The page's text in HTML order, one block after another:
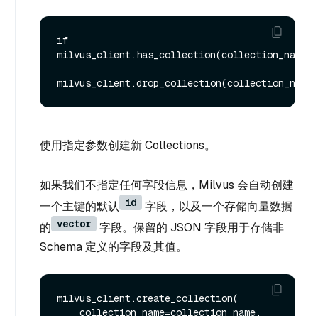
if
milvus_client.has_collection(collection_name):
使用指定参数创建新 Collections。
如果我们不指定任何字段信息，Milvus 会自动创建
一个主键的默认
id
字段，以及一个存储向量数据
的 vector
字段。保留的 JSON 字段用于存储非
Schema 定义的字段及其值。
milvus_client.create_collection(